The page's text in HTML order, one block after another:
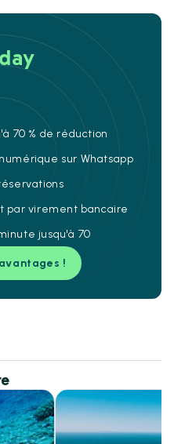
70 % de réduction
sur Whatsapp
par virement bancaire
jusqu'à 70
!